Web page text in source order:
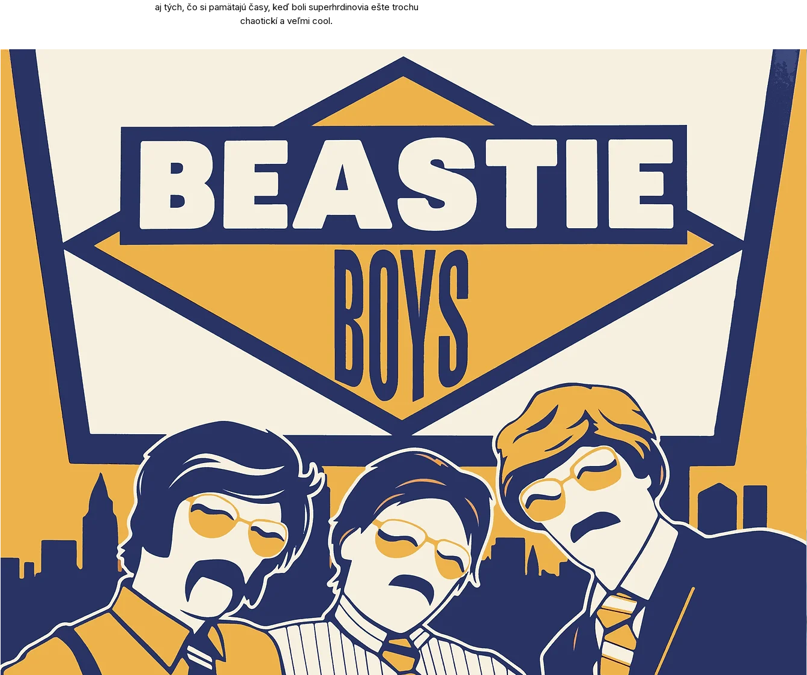
aj tých, čo si pamätajú časy, keď boli superhrdinovia ešte trochu
chaotickí a veľmi cool.